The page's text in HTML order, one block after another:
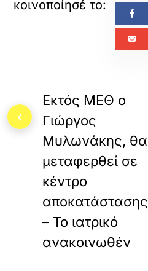
Εκτός ΜΕΘ ο
Γιώργος
Μυλωνάκης, θα
μεταφερθεί σε
κέντρο
αποκατάστασης
– Το ιατρικό
ανακοινωθέν
‹